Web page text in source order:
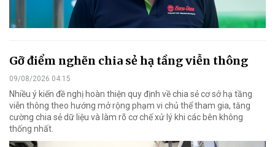
Gỡ điểm nghẽn chia sẻ hạ tầng viễn thông
09/08/2026 04:15
Nhiều ý kiến đề nghị hoàn thiện quy định về chia sẻ cơ sở hạ tầng
viễn thông theo hướng mở rộng phạm vi chủ thể tham gia, tăng
cường chia sẻ dữ liệu và làm rõ cơ chế xử lý khi các bên không
thống nhất.